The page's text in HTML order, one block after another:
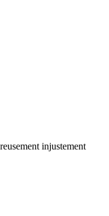
injustement